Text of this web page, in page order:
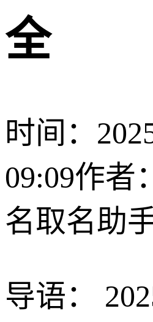
全
时间：
09:09作者
名取名助
导语：